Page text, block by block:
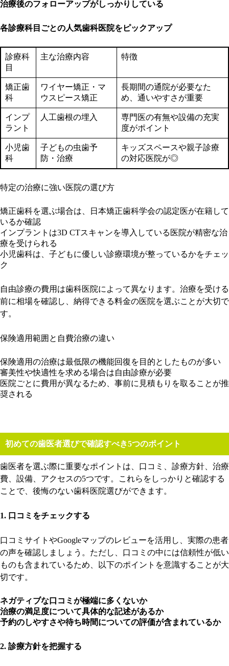
治療後のフォローアップがしっかりしている
各診療科目ごとの人気歯科医院をピックアップ
診療科
目
主な治療内容 特徴
矯正歯
科
ワイヤー矯正・マ
ウスピース矯正
長期間の通院が必要なた
め、通いやすさが重要
インプ
ラント
人工歯根の埋入
専門医の有無や設備の充実
度がポイント
小児歯
科
子どもの虫歯予
防・治療
キッズスペースや親子診療
の対応医院が◎
特定の治療に強い医院の選び方
矯正歯科を選ぶ場合は、日本矯正歯科学会の認定医が在籍して
いるか確認
インプラントは3D CTスキャンを導入している医院が精密な治
療を受けられる
小児歯科は、子どもに優しい診療環境が整っているかをチェッ
ク
自由診療の費用は歯科医院によって異なります。治療を受ける
前に相場を確認し、納得できる料金の医院を選ぶことが大切で
す。
保険適用範囲と自費治療の違い
保険適用の治療は最低限の機能回復を目的としたものが多い
審美性や快適性を求める場合は自由診療が必要
医院ごとに費用が異なるため、事前に見積もりを取ることが推
奨される
初めての歯医者選びで確認すべき5つのポイント
歯医者を選ぶ際に重要なポイントは、口コミ、診療方針、治療
費、設備、アクセスの5つです。これらをしっかりと確認する
ことで、後悔のない歯科医院選びができます。
1. 口コミをチェックする
口コミサイトやGoogleマップのレビューを活用し、実際の患者
の声を確認しましょう。ただし、口コミの中には信頼性が低い
ものも含まれているため、以下のポイントを意識することが大
切です。
ネガティブな口コミが極端に多くないか
治療の満足度について具体的な記述があるか
予約のしやすさや待ち時間についての評価が含まれているか
2. 診療方針を把握する